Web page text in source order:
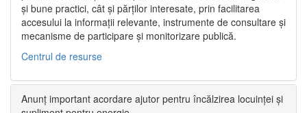
și bune practici, cât și părților interesate, prin facilitarea
accesului la informații relevante, instrumente de consultare și
mecanisme de participare și monitorizare publică.
Centrul de resurse
Anunț important acordare ajutor pentru încălzirea locuinței și